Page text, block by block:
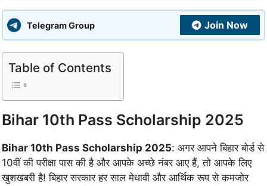
Telegram Group Join Now
Table of Contents
Bihar 10th Pass Scholarship 2025
Bihar 10th Pass Scholarship 2025: अगर आपने बिहार बोर्ड से
10वीं की परीक्षा पास की है और आपके अच्छे नंबर आए हैं, तो आपके लिए
खुशखबरी है! बिहार सरकार हर साल मेधावी और आर्थिक रूप से कमजोर